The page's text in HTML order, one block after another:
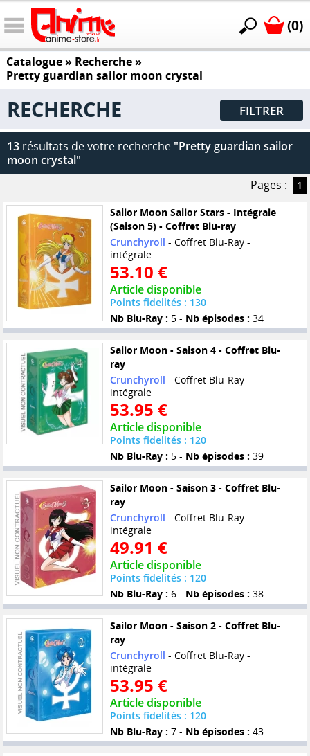
(0)
Catalogue» Recherche »
Pretty guardian sailor moon crystal
RECHERCHE FILTRER
13 résultats de votre recherche "Pretty guardian sailor
moon crystal"
Pages :
1
Sailor Moon Sailor Stars - Intégrale
(Saison 5) - Coffret Blu-ray
Crunchyroll - Coffret Blu-Ray -
intégrale
53.10 €
Article disponible
Points fidelités : 130
Nb Blu-Ray : 5 - Nb épisodes : 34
Sailor Moon - Saison 4 - Coffret Blu-
ray
Crunchyroll - Coffret Blu-Ray -
intégrale
53.95 €
Article disponible
Points fidelités : 120
Nb Blu-Ray : 5 - Nb épisodes : 39
Sailor Moon - Saison 3 - Coffret Blu-
ray
Crunchyroll - Coffret Blu-Ray -
intégrale
49.91 €
Article disponible
Points fidelités : 120
Nb Blu-Ray : 6 - Nb épisodes : 38
Sailor Moon - Saison 2 - Coffret Blu-
ray
Crunchyroll - Coffret Blu-Ray -
intégrale
53.95 €
Article disponible
Points fidelités : 120
Nb Blu-Ray : 7 - Nb épisodes : 43